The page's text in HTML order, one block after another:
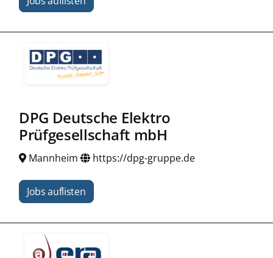
DPG Deutsche Elektro
Prüfgesellschaft mbH
Mannheim https://dpg-gruppe.de
Jobs auflisten